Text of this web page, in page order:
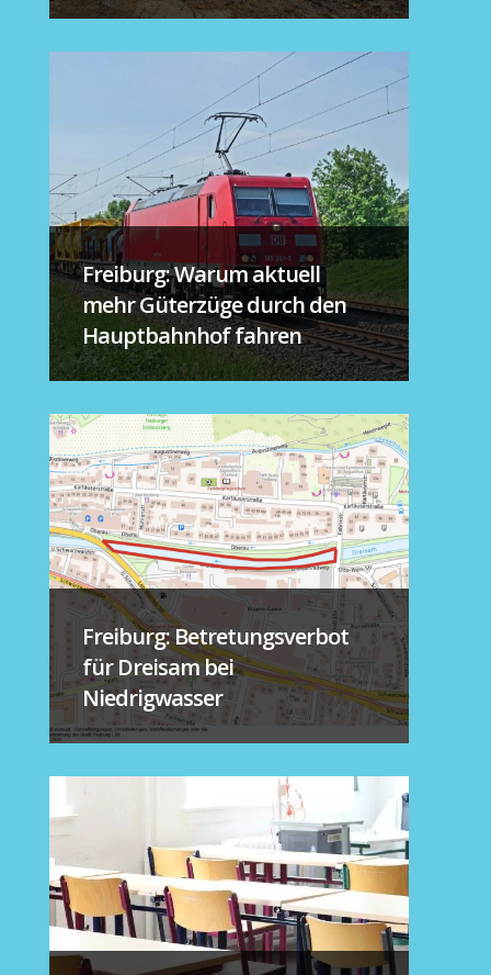
Freiburg: Warum aktuell
mehr Güterzüge durch den
Hauptbahnhof fahren
Freiburg: Betretungsverbot
für Dreisam bei
Niedrigwasser